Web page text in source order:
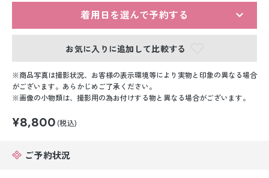
白無垢&紋付袴レンタル
引き振袖レンタル
小物販売品
着用日を選んで予約する
お気に入りに追加して比較する
商品写真は撮影状況、お客様の表示環境等により実物と印象の異なる場合
がございます。あらかじめご了承ください。
画像の小物類は、撮影用の為お付けする物と異なる場合がございます。
¥8,800 (税込)
ご予約状況